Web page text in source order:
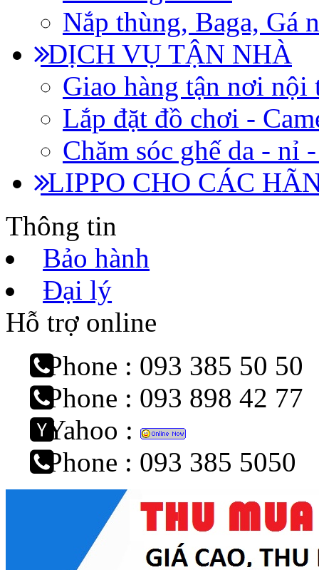
Nắp thùng, Baga, Gá
DỊCH VỤ TẬN NHÀ
Giao hàng tận nơi nội
Lắp đặt đồ chơi -
Chăm sóc ghế da - nỉ
LIPPO CHO CÁC
Thông tin
Bảo hành
Đại lý
Hỗ trợ online
Phone : 093 385 50 50
Phone : 093 898 42 77
Yahoo :
Phone : 093 385 5050